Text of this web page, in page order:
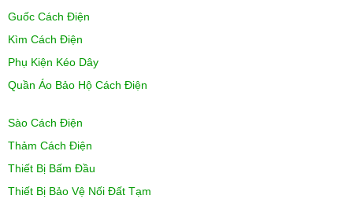
Guốc Cách Điện
Kìm Cách Điện
Phụ Kiện Kéo Dây
Quần Áo Bảo Hộ Cách Điện
Sào Cách Điện
Thảm Cách Điện
Thiết Bị Bấm Đầu
Thiết Bị Bảo Vệ Nối Đất Tạm